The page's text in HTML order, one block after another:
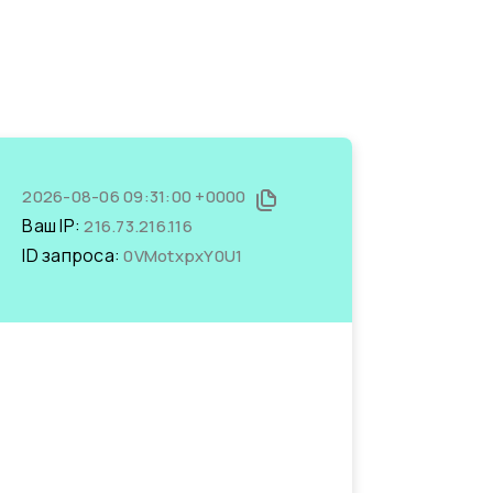
2026-08-06 09:31:00 +0000
Ваш IP:216.73.216.116
ID запроса:0VMotxpxY0U1